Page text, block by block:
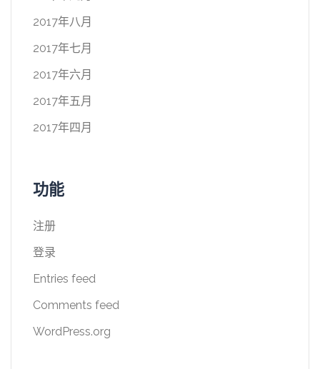
2017年八月
2017年七月
2017年六月
2017年五月
2017年四月
功能
注册
登录
Entries feed
Comments feed
WordPress.org